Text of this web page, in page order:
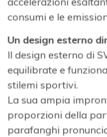
consumi e le
Un design esterno
Il design esterno di
equilibrate e
stilemi sportivi.
La sua ampia
proporzioni della
parafanghi